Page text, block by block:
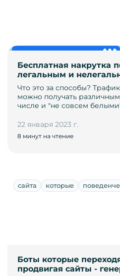
Бесплатная накрутка
легальным и
Что это за способы?
можно получать
числе и "не совсем
22 января 2023 г.
8 минут на чтение
сайта которые
Боты которые
продвигая сайты -